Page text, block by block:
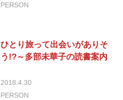
PERSON
ひとり旅って出会いがありそ
う!?～多部未華子の読書案内
2018.4.30
PERSON